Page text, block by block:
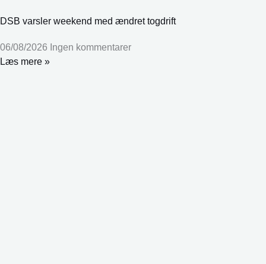
DSB varsler weekend med ændret togdrift
06/08/2026 Ingen kommentarer
Læs mere »